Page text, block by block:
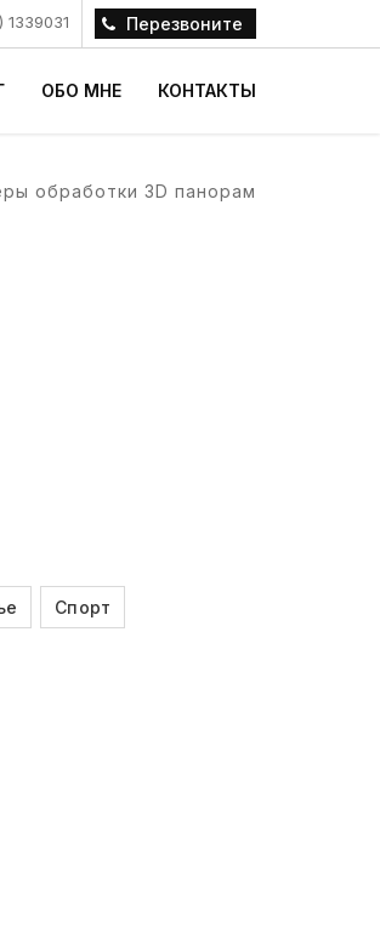
1339031 Перезвоните
ОБО МНЕ КОНТАКТЫ
обработки 3D панорам
Спорт